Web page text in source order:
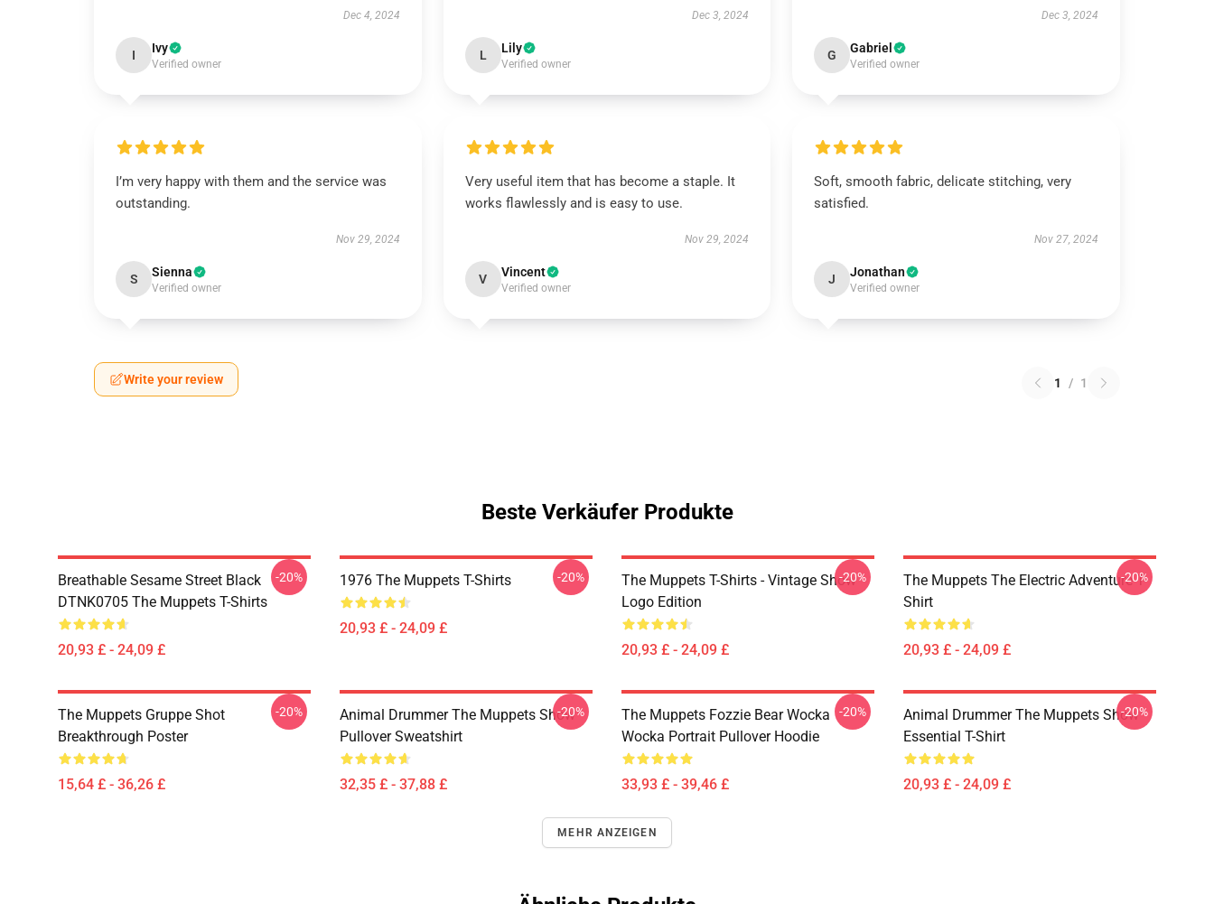
Dec 4, 2024
I Ivy
Verified owner
Dec 3, 2024
L Lily
Verified owner
Dec 3, 2024
G Gabriel
Verified owner
I’m very happy with them and the service was
outstanding.
Nov 29, 2024
S Sienna
Verified owner
Very useful item that has become a staple. It
works flawlessly and is easy to use.
Nov 29, 2024
V Vincent
Verified owner
Soft, smooth fabric, delicate stitching, very
satisfied.
Nov 27, 2024
J Jonathan
Verified owner
Write your review 1 / 1
Beste Verkäufer Produkte
Breathable Sesame Street Black
DTNK0705 The Muppets T-Shirts
20,93 £ - 24,09 £
-20% 1976 The Muppets T-Shirts
20,93 £ - 24,09 £
-20%
The Muppets T-Shirts - Vintage Show
Logo Edition
20,93 £ - 24,09 £
-20%
The Muppets The Electric Adventure T-
Shirt
20,93 £ - 24,09 £
-20%
The Muppets Gruppe Shot
Breakthrough Poster
15,64 £ - 36,26 £
-20%
Animal Drummer The Muppets Show
Pullover Sweatshirt
32,35 £ - 37,88 £
-20%
The Muppets Fozzie Bear Wocka
Wocka Portrait Pullover Hoodie
33,93 £ - 39,46 £
-20%
Animal Drummer The Muppets Show
Essential T-Shirt
20,93 £ - 24,09 £
-20%
MEHR ANZEIGEN